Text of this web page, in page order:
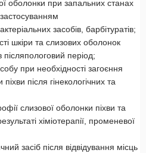
при запальних станах
засобів, барбітуратів;
шкіри та слизових оболонок
післяпологовий період;
при необхідності загоєння
після гінекологічних та
слизової оболонки піхви та
хіміотерапії, променевої
засіб після відвідування місць